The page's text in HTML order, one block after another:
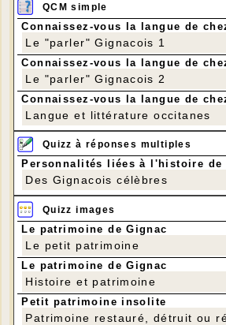
QCM simple
Connaissez-vous la langue de
Le "parler" Gignacois 1
Connaissez-vous la langue de
Le "parler" Gignacois 2
Connaissez-vous la langue de
Langue et littérature occitanes
Quizz à réponses multiples
Personnalités liées à l'histoire de
Des Gignacois célèbres
Quizz images
Le patrimoine de Gignac
Le petit patrimoine
Le patrimoine de Gignac
Histoire et patrimoine
Petit patrimoine insolite
Patrimoine restauré, détruit ou